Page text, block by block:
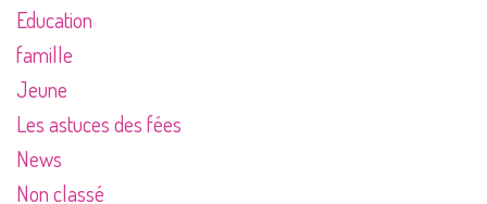
Education
famille
Jeune
Les astuces des fées
News
Non classé